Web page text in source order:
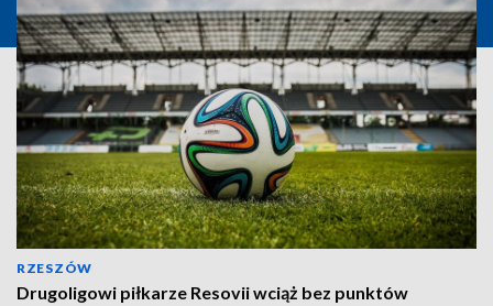
RZESZÓW
Drugoligowi piłkarze Resovii wciąż bez punktów